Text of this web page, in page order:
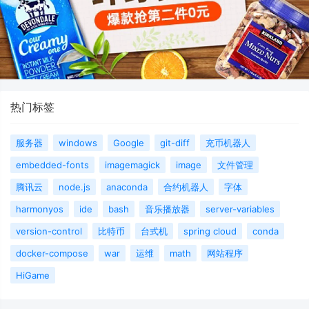
热门标签
服务器 windows Google git-diff
充币机器人
embedded-fonts
imagemagick image
文件管理
腾讯云
node.js anaconda 合约机器人
字体
harmonyos
ide bash 音乐播放器
server-variables
version-control
比特币 台式机 spring cloud
conda
docker-compose
war 运维 math
网站程序
HiGame